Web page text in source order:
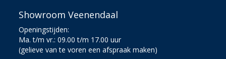
Showroom Veenendaal
Openingstijden:
Ma. t/m vr.: 09.00 t/m 17.00 uur
(gelieve van te voren een afspraak maken)